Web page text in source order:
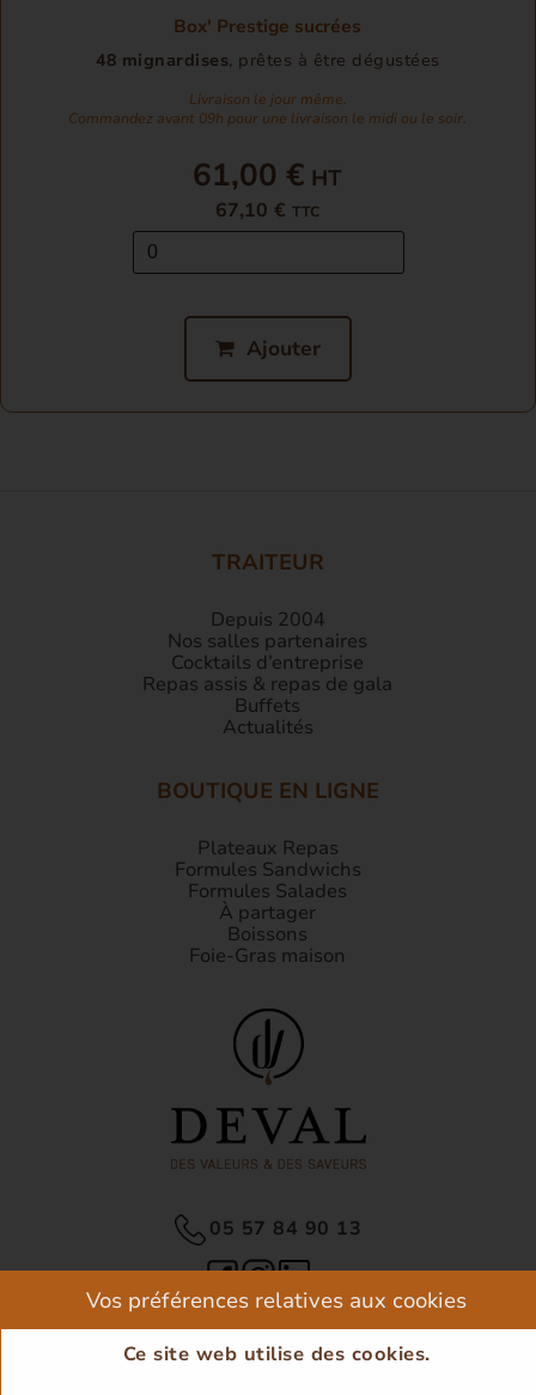
Vos préférences relatives aux cookies
Ce site web utilise des cookies.
Box' Prestige sucrées
48 mignardises, prêtes à être dégustées
Livraison le jour même.
Commandez avant 09h pour une livraison le midi ou le soir.
61,00 €
67,10 €TTC
Ajouter
05 57 84 90 13
TRAITEUR
Depuis 2004
Nos salles partenaires
Cocktails d’entreprise
Repas assis & repas de gala
Buffets
Actualités
BOUTIQUE EN LIGNE
Plateaux Repas
Formules Sandwichs
Formules Salades
À partager
Boissons
Foie-Gras maison